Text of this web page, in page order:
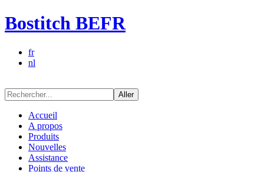
Bostitch BEFR
fr
nl
Aller
Accueil
A propos
Produits
Nouvelles
Assistance
Points de vente